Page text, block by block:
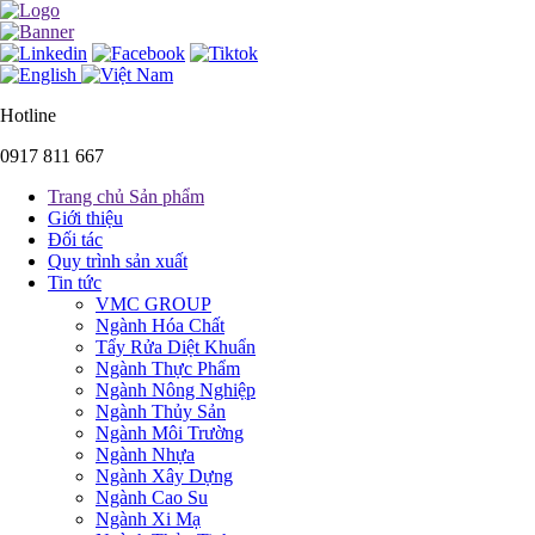
Hotline
0917 811 667
Trang chủ Sản phẩm
Giới thiệu
Đối tác
Quy trình sản xuất
Tin tức
VMC GROUP
Ngành Hóa Chất
Tẩy Rửa Diệt Khuẩn
Ngành Thực Phẩm
Ngành Nông Nghiệp
Ngành Thủy Sản
Ngành Môi Trường
Ngành Nhựa
Ngành Xây Dựng
Ngành Cao Su
Ngành Xi Mạ